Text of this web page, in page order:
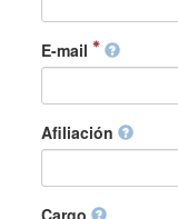
E-mail
Afiliación
Cargo